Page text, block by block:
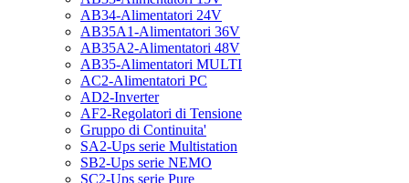
AB34-Alimentatori 24V
AB35A1-Alimentatori 36V
AB35A2-Alimentatori 48V
AB35-Alimentatori MULTI
AC2-Alimentatori PC
AD2-Inverter
AF2-Regolatori di Tensione
Gruppo di Continuita'
SA2-Ups serie Multistation
SB2-Ups serie NEMO
SC2-Ups serie Pure